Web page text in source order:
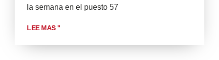
la semana en el puesto 57
LEE MAS "